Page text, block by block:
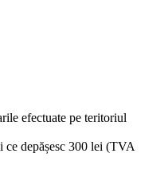
efectuate pe teritoriul
ce depășesc 300 lei (TVA